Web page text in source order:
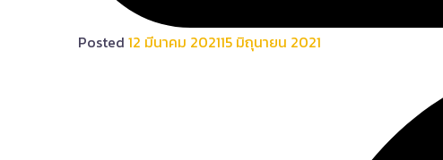
Posted 12 มีนาคม 202115 มิถุนายน 2021